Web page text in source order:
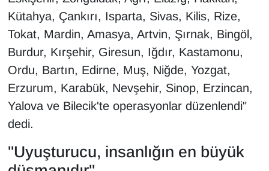
Kütahya, Çankırı, Isparta, Sivas, Kilis, Rize,
Tokat, Mardin, Amasya, Artvin, Şırnak, Bingöl,
Burdur, Kırşehir, Giresun, Iğdır, Kastamonu,
Ordu, Bartın, Edirne, Muş, Niğde, Yozgat,
Erzurum, Karabük, Nevşehir, Sinop, Erzincan,
Yalova ve Bilecik'te operasyonlar düzenlendi"
dedi.
"Uyuşturucu, insanlığın en büyük
SAĞLIK
Seri İlan
Sinema - TV
SPOR